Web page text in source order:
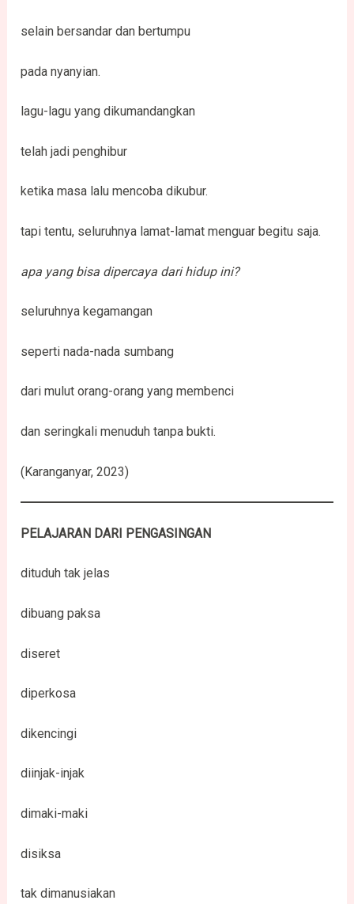
selain bersandar dan bertumpu
pada nyanyian.
lagu-lagu yang dikumandangkan
telah jadi penghibur
ketika masa lalu mencoba dikubur.
tapi tentu, seluruhnya lamat-lamat menguar begitu saja.
apa yang bisa dipercaya dari hidup ini?
seluruhnya kegamangan
seperti nada-nada sumbang
dari mulut orang-orang yang membenci
dan seringkali menuduh tanpa bukti.
(Karanganyar, 2023)
PELAJARAN DARI PENGASINGAN
dituduh tak jelas
dibuang paksa
diseret
diperkosa
dikencingi
diinjak-injak
dimaki-maki
disiksa
tak dimanusiakan